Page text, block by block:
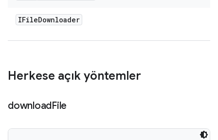
IFileDownloader
Herkese açık yöntemler
downloadFile